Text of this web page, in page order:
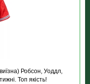
Робсон, Уоддл,
Топ якість!